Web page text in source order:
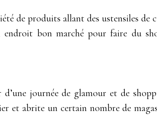
de produits allant des ustensiles de
endroit bon marché pour faire du
journée de glamour et de
et abrite un certain nombre de